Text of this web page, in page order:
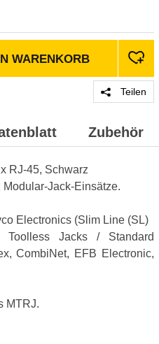
WARENKORB
Teilen
Zubehör
RJ-45, Schwarz
Jack-Einsätze.
Electronics (Slim Line (SL)
Toolless Jacks / Standard
CombiNet, EFB Electronic,
MTRJ.